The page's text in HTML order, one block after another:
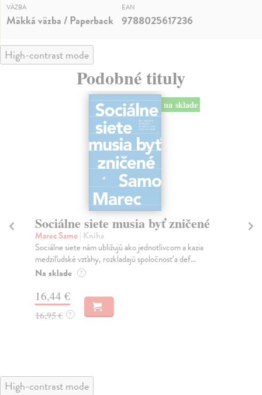
VÄZBA
Mäkká väzba / Paperback
EAN
9788025617236
High-contrast mode
Podobné tituly
na sklade
Sociálne siete musia byť zničené
Marec Samo| Kniha
Sociálne siete nám ubližujú ako jednotlivcom a kazia
medziľudské vzťahy, rozkladajú spoločnosť a def...
Na sklade ?
16,44 €
16,95 € ?
High-contrast mode